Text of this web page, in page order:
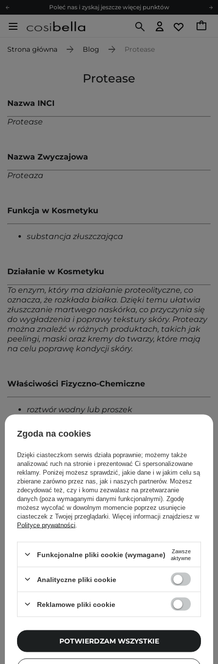
Poleć nas i zyskaj jeszcze więcej punktów
Zapisz się na newsletter pełen porad
Z nami to możliwe! Realizacja zamówienia do 24h.
Zapisz się na newsletter pełen porad
Strona główna Blog Protease
Protease
Nazwa INCI
Protease
Nazwa Zwyczajowa
Proteaza
Funkcja w Kosmetyku
substancja złuszczająca
Działanie w Kosmetyku
To enzym, który ma działanie proteolityczne, co
oznacza, że rozkłada białka. Dzięki temu ułatwia
złuszczanie martwego naskórka, co przyczynia się
do wygładzenia i poprawy tekstury skóry. Proteazy
można znaleźć w różnych produktach, takich jak
peelingi, maski oraz kremy do twarzy, które mają
na celu poprawę kondycji skóry.
Właściwości Fizyczno-Chemiczne
roztwór wodny lub proszek
Powrót do Cosipedii
Pokaż więcej wpisów zMarzec 2025
beauty nowości - prosto na maila!
Podaj swój adres email
Zgadzam się na otrzymywanie
wiadomości marketingowych i
Cosibella sp. z o.o, zgodnie zpolityką
Zgoda na cookies
Dzięki ciasteczkom serwis działa poprawnie; możemy także
analizować ruch na stronie i prezentować Ci spersonalizowane
reklamy. Poniżej możesz sprawdzić, jakie dane i w jakim celu są
zbierane zarówno przez nas, jak i naszych partnerów. Możesz
zdecydować też, czy i komu zezwalasz na przetwarzanie
danych (poza wymaganymi danymi funkcjonalnymi). Zgodę
możesz wycofać w dowolnym momencie poprzez usunięcie
ciasteczek z Twojej przeglądarki. Więcej informacji znajdziesz w
Polityce prywatności
Funkcjonalne pliki cookie (wymagane)
Zawsze
aktywne
Analityczne pliki cookie
Reklamowe pliki cookie
POTWIERDZAM WSZYSTKIE